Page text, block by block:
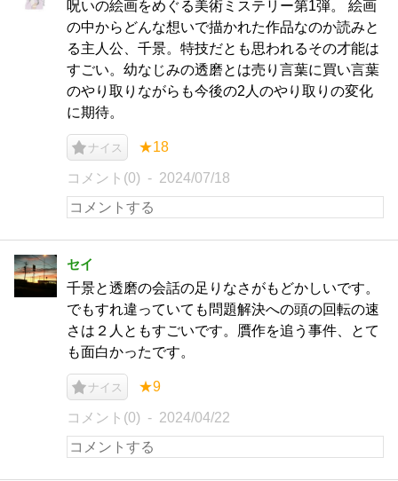
呪いの絵画をめぐる美術ミステリー第1弾。 絵画
の中からどんな想いで描かれた作品なのか読みと
る主人公、千景。特技だとも思われるその才能は
すごい。幼なじみの透磨とは売り言葉に買い言葉
のやり取りながらも今後の2人のやり取りの変化
に期待。
ナイス ★18
コメント(0) 2024/07/18
セイ
千景と透磨の会話の足りなさがもどかしいです。
でもすれ違っていても問題解決への頭の回転の速
さは２人ともすごいです。贋作を追う事件、とて
も面白かったです。
ナイス ★9
コメント(0) 2024/04/22